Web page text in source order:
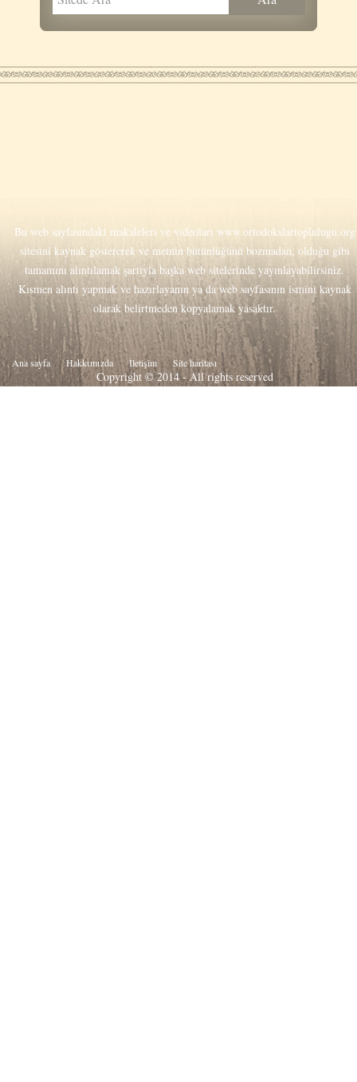
Bu web sayfasındaki makaleleri ve videoları www.ortodokslartoplulugu.org
sitesini kaynak göstererek ve metnin bütünlüğünü bozmadan, olduğu gibi
tamamını alıntılamak şartıyla başka web sitelerinde yayınlayabilirsiniz.
Kısmen alıntı yapmak ve hazırlayanın ya da web sayfasının ismini kaynak
olarak belirtmeden kopyalamak yasaktır.
Ana sayfa Hakkιmιzda İletişim Site haritası
Copyright © 2014 - All rights reserved